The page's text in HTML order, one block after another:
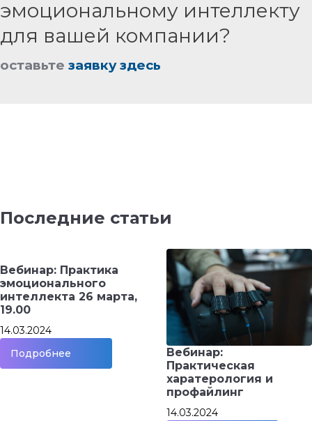
эмоциональному интеллекту
для вашей компании?
оставьте заявку здесь
Последние статьи
Вебинар: Практика
эмоционального
интеллекта 26 марта,
19.00
14.03.2024
Подробнее
Вебинар:
Практическая
харатерология и
профайлинг
14.03.2024